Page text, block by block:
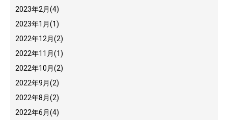
2023年2月(4)
2023年1月(1)
2022年12月(2)
2022年11月(1)
2022年10月(2)
2022年9月(2)
2022年8月(2)
2022年6月(4)